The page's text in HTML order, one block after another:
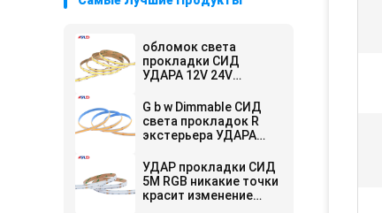
обломок света
прокладки СИД
УДАРА 12V 24V
Dimmable 10mm
G b w Dimmable СИД
света прокладок R
экстерьера УДАРА
внутреннего для
потолка
УДАР прокладки СИД
5M RGB никакие точки
красит изменение